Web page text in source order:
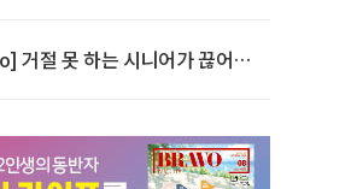
거절 못 하는 시니어가 끊어야